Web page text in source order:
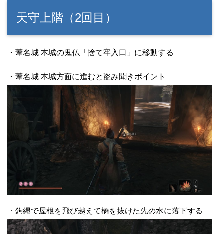
天守上階（2回目）
・葦名城 本城の鬼仏「捨て牢入口」に移動する
・葦名城 本城方面に進むと盗み聞きポイント
・鉤縄で屋根を飛び越えて橋を抜けた先の水に落下する